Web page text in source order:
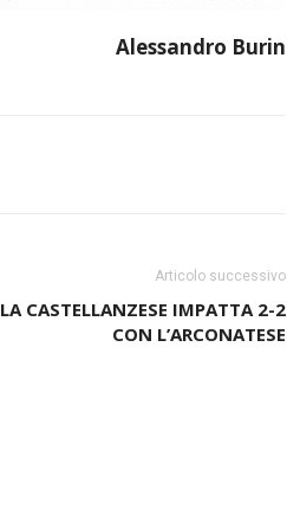
Alessandro Burin
Articolo successivo
LA CASTELLANZESE IMPATTA 2-2
CON L’ARCONATESE